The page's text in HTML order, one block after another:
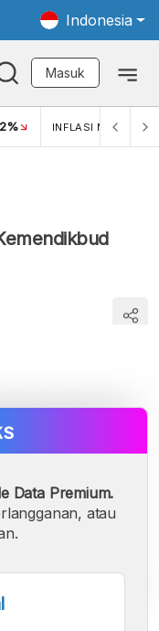
Indonesia
Masuk
INFLASI MOM (APR)
Data Premium.
atau